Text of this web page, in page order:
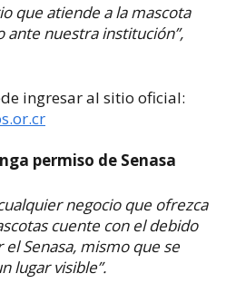
que atiende a la mascota
ante nuestra institución”,
ingresar al sitio oficial:
permiso de Senasa
negocio que ofrezca
cuente con el debido
Senasa, mismo que se
lugar visible”.